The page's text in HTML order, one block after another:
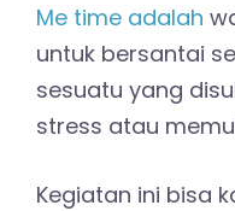
Me time adalah
untuk bersantai
sesuatu yang
stress atau
Kegiatan ini bisa